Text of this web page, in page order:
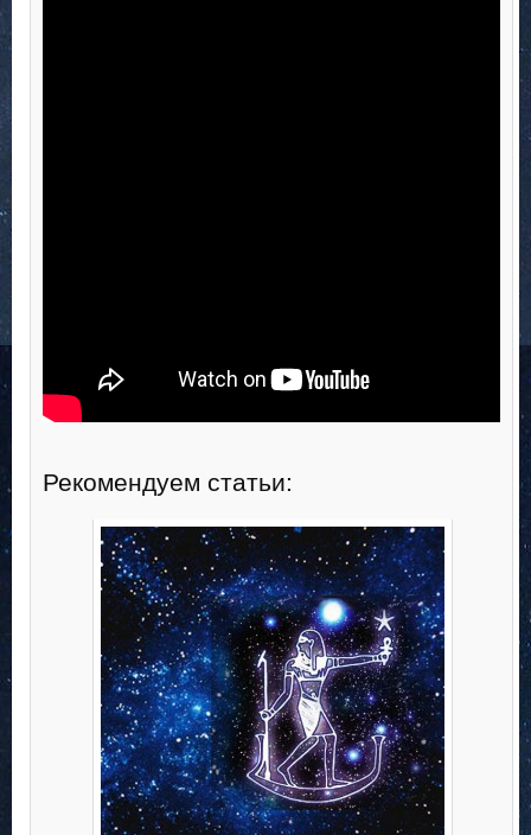
Рекомендуем статьи: